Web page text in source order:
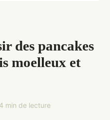
des pancakes
moelleux et
4 min de lecture